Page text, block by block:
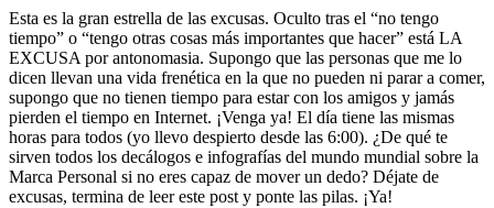
Esta es la gran estrella de las excusas. Oculto tras el “no tengo
tiempo” o “tengo otras cosas más importantes que hacer” está LA
EXCUSA por antonomasia. Supongo que las personas que me lo
dicen llevan una vida frenética en la que no pueden ni parar a comer,
supongo que no tienen tiempo para estar con los amigos y jamás
pierden el tiempo en Internet. ¡Venga ya! El día tiene las mismas
horas para todos (yo llevo despierto desde las 6:00). ¿De qué te
sirven todos los decálogos e infografías del mundo mundial sobre la
Marca Personal si no eres capaz de mover un dedo? Déjate de
excusas, termina de leer este post y ponte las pilas. ¡Ya!